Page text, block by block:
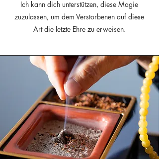
Ich kann dich unterstützen, diese Magie
zuzulassen, um dem Verstorbenen auf diese
Art die letzte Ehre zu erweisen.